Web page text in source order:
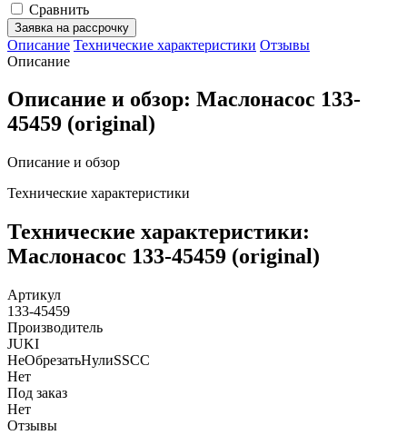
Сравнить
Заявка на рассрочку
Описание Технические характеристики Отзывы
Описание
Описание и обзор: Маслонасос 133-
45459 (original)
Описание и обзор
Технические характеристики
Технические характеристики:
Маслонасос 133-45459 (original)
Артикул
133-45459
Производитель
JUKI
НеОбрезатьНулиSSCC
Нет
Под заказ
Нет
Отзывы